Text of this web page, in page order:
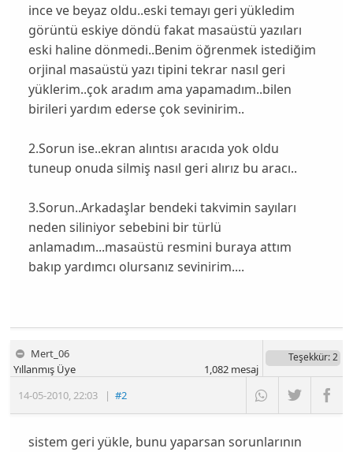
ince ve beyaz oldu..eski temayı geri yükledim
görüntü eskiye döndü fakat masaüstü yazıları
eski haline dönmedi..Benim öğrenmek istediğim
orjinal masaüstü yazı tipini tekrar nasıl geri
yüklerim..çok aradım ama yapamadım..bilen
birileri yardım ederse çok sevinirim..
2.Sorun ise..ekran alıntısı aracıda yok oldu
tuneup onuda silmiş nasıl geri alırız bu aracı..
3.Sorun..Arkadaşlar bendeki takvimin sayıları
neden siliniyor sebebini bir türlü
anlamadım...masaüstü resmini buraya attım
bakıp yardımcı olursanız sevinirim....
Mert_06
14-05-2010,22:03 |#2
Yıllanmış Üye
Teşekkür: 2
1,082mesaj
sistem geri yükle, bunu yaparsan sorunlarının